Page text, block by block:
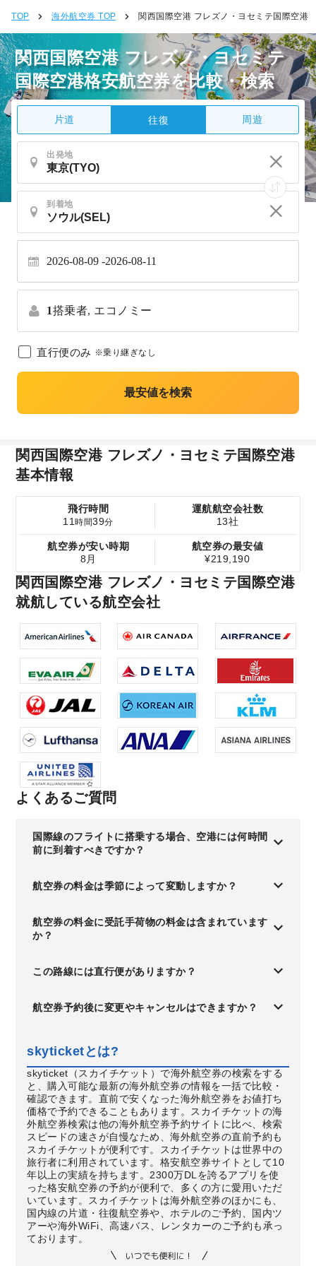
TOP 海外航空券 TOP 関西国際空港 フレズノ・ヨセミテ国際空港
関西国際空港 フレズノ・ヨセミテ
国際空港格安航空券を比較・検索
片道 往復 周遊
出発地
到着地
2026-08-09 2026-08-11
1搭乗者, エコノミー
直行便のみ ※乗り継ぎなし
最安値を検索
関西国際空港 フレズノ・ヨセミテ国際空港
基本情報
飛行時間
11時間39分
運航航空会社数
13社
航空券が安い時期
8月
航空券の最安値
¥219,190
関西国際空港 フレズノ・ヨセミテ国際空港
就航している航空会社
よくあるご質問
国際線のフライトに搭乗する場合、空港には何時間
前に到着すべきですか？
航空券の料金は季節によって変動しますか？
航空券の料金に受託手荷物の料金は含まれています
か？
この路線には直行便がありますか？
航空券予約後に変更やキャンセルはできますか？
skyticketとは?
skyticket（スカイチケット）で海外航空券の検索をする
と、購入可能な最新の海外航空券の情報を一括で比較・
確認できます。直前で安くなった海外航空券をお値打ち
価格で予約できることもあります。スカイチケットの海
外航空券検索は他の海外航空券予約サイトに比べ、検索
スピードの速さが自慢なため、海外航空券の直前予約も
スカイチケットが便利です。スカイチケットは世界中の
旅行者に利用されています。格安航空券サイトとして10
年以上の実績を持ちます。2300万DLを誇るアプリを使
った格安航空券の予約が便利で、多くの方に愛用いただ
いています。スカイチケットは海外航空券のほかにも、
国内線の片道・往復航空券や、ホテルのご予約、国内ツ
アーや海外WiFi、高速バス、レンタカーのご予約も承っ
ております。